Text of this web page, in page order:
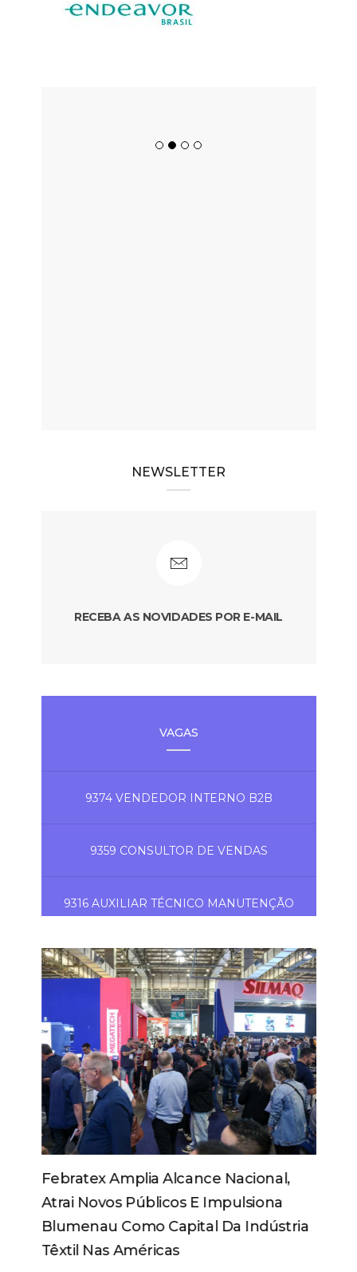
NEWSLETTER
RECEBA AS NOVIDADES POR E-MAIL
VAGAS
9374 VENDEDOR INTERNO B2B
9359 CONSULTOR DE VENDAS
9316 AUXILIAR TÉCNICO MANUTENÇÃO
Febratex Amplia Alcance Nacional,
Atrai Novos Públicos E Impulsiona
Blumenau Como Capital Da Indústria
Têxtil Nas Américas